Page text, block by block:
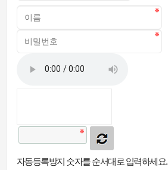
자동등록방지 숫자를 순서대로 입력하세요.